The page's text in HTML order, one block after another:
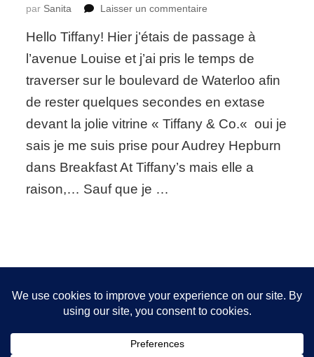
par Sanita Laisser un commentaire
Love:
Modern
T
collection
the
"World
Tiffany"
Hello Tiffany! Hier j’étais de passage à
l’avenue Louise et j’ai pris le temps de
traverser sur le boulevard de Waterloo afin
de rester quelques secondes en extase
devant la jolie vitrine « Tiffany & Co.« oui je
sais je me suis prise pour Audrey Hepburn
dans Breakfast At Tiffany’s mais elle a
raison,… Sauf que je …
FOLLOW ME!
Nous utilisons des cookies pour vous garantir la meilleure
expérience sur notre site. Si vous continuez à utiliser ce
dernier, nous considérerons que vous acceptez l'utilisation des
cookies.